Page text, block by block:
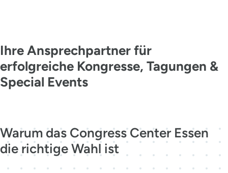
Ihre Ansprechpartner für
erfolgreiche Kongresse, Tagungen &
Special Events
Warum das Congress Center Essen
die richtige Wahl ist